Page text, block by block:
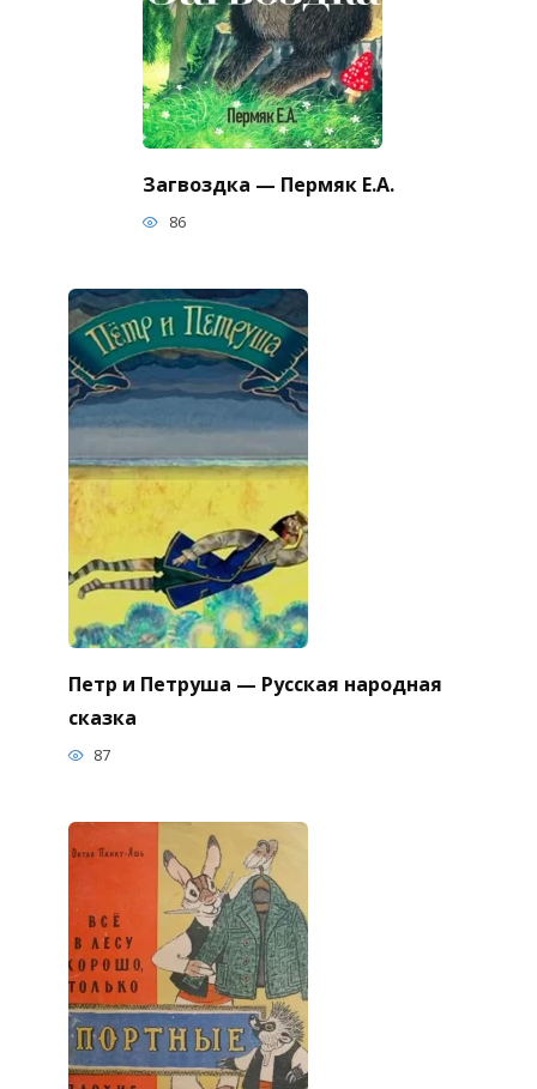
Загвоздка — Пермяк Е.А.
86
Петр и Петруша — Русская народная
сказка
87